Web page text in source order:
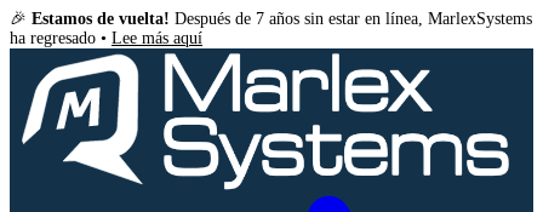
🎉 Estamos de vuelta! Después de 7 años sin estar en línea, MarlexSystems
ha regresado • Lee más aquí